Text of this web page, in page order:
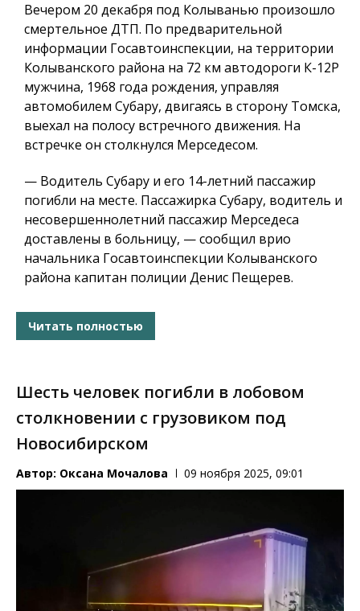
Вечером 20 декабря под Колыванью произошло
смертельное ДТП. По предварительной
информации Госавтоинспекции, на территории
Колыванского района на 72 км автодороги К-12Р
мужчина, 1968 года рождения, управляя
автомобилем Субару, двигаясь в сторону Томска,
выехал на полосу встречного движения. На
встречке он столкнулся Мерседесом.
— Водитель Субару и его 14-летний пассажир
погибли на месте. Пассажирка Субару, водитель и
несовершеннолетний пассажир Мерседеса
доставлены в больницу, — сообщил врио
начальника Госавтоинспекции Колыванского
района капитан полиции Денис Пещерев.
Читать полностью
Шесть человек погибли в лобовом
столкновении с грузовиком под
Новосибирском
Автор: Оксана Мочалова 09 ноября 2025, 09:01